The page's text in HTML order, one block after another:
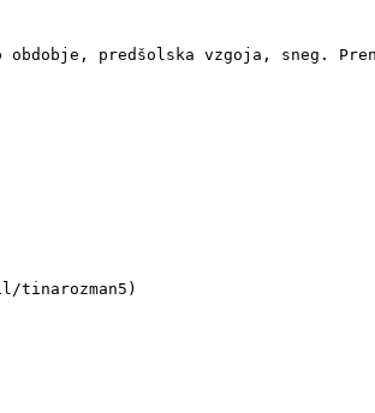
predšolska vzgoja, sneg.